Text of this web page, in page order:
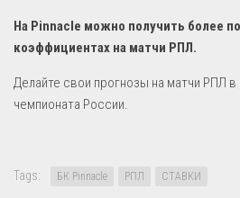
На Pinnacle можно получить более
коэффициентах на матчи РПЛ.
Делайте свои прогнозы на матчи РПЛ в
чемпионата России.
Tags: БК Pinnacle РПЛ СТАВКИ